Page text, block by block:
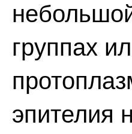
группах
эпителия